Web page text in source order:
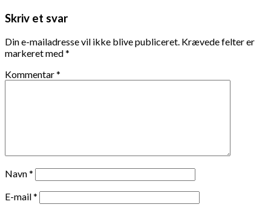
Skriv et svar
Din e-mailadresse vil ikke blive publiceret. Krævede felter er
markeret med*
Kommentar*
Navn*
E-mail*